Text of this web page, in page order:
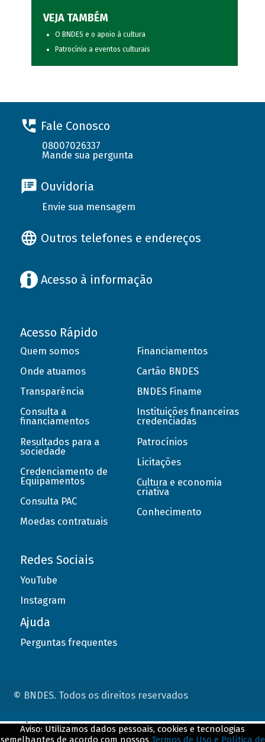
VEJA TAMBÉM
O BNDES e o apoio à cultura
Patrocínio a eventos culturais
Fale Conosco
08007026337
Mande sua pergunta
Ouvidoria
Envie sua mensagem
Outros telefones e endereços
Acesso à informação
Acesso Rápido
Quem somos
Onde atuamos
Transparência
Consulta a
financiamentos
Resultados para a
sociedade
Credenciamento de
Equipamentos
Consulta PAC
Moedas contratuais
Financiamentos
Cartão BNDES
BNDES Finame
Instituições financeiras
credenciadas
Patrocínios
Licitações
Cultura e economia
criativa
Conhecimento
Redes Sociais
YouTube
Instagram
Ajuda
Perguntas frequentes
© BNDES. Todos os direitos reservados
Aviso: Utilizamos dados pessoais, cookies e tecnologias
semelhantes de acordo com nossos Termos de Uso e Política de
ConteÃºdo complementar